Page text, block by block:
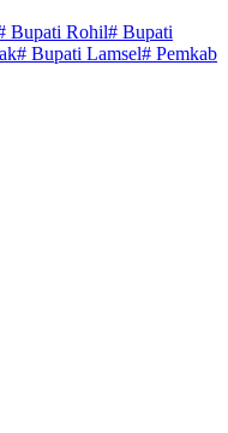
Bupati Rohil# Bupati
# Bupati Lamsel# Pemkab